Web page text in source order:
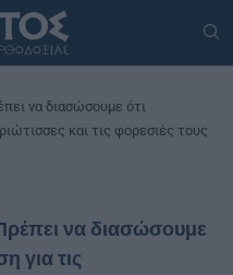
να διασώσουμε ότι
και τις φορεσιές τους
να διασώσουμε
για τις